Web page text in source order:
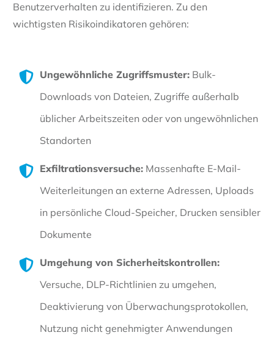
Benutzerverhalten zu identifizieren. Zu den
wichtigsten Risikoindikatoren gehören:
Ungewöhnliche Zugriffsmuster: Bulk-
Downloads von Dateien, Zugriffe außerhalb
üblicher Arbeitszeiten oder von ungewöhnlichen
Standorten
Exfiltrationsversuche: Massenhafte E-Mail-
Weiterleitungen an externe Adressen, Uploads
in persönliche Cloud-Speicher, Drucken sensibler
Dokumente
Umgehung von Sicherheitskontrollen:
Versuche, DLP-Richtlinien zu umgehen,
Deaktivierung von Überwachungsprotokollen,
Nutzung nicht genehmigter Anwendungen